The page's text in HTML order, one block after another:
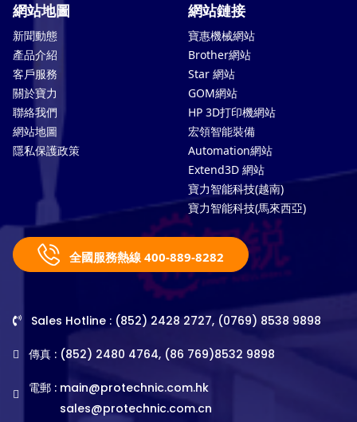
網站地圖
新聞動態
產品介紹
客戶服務
關於寶力
聯絡我們
網站地圖
隱私保護政策
網站鏈接
寶惠機械網站
Brother網站
Star 網站
GOM網站
HP 3D打印機網站
宏領智能裝備
Automation網站
Extend3D 網站
寶力智能科技(越南)
寶力智能科技(馬來西亞)
全國服務熱線 400-889-8282
Sales Hotline : (852) 2428 2727, (0769) 8538 9898
傳真 : (852) 2480 4764, (86 769)8532 9898
電郵 : main@protechnic.com.hk
sales@protechnic.com.cn